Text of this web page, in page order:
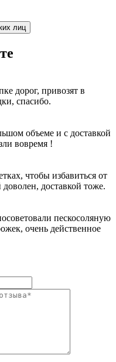
лиц
дорог, привозят в
спасибо.
объеме и с доставкой
вовремя !
чтобы избавиться от
доставкой тоже.
пескосоляную
очень действенное